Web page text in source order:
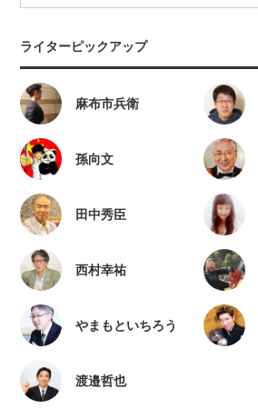
ライターピックアップ
麻布市兵衛
孫向文
田中秀臣
西村幸祐
やまもといちろう
渡邉哲也